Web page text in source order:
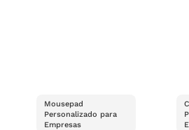
Mousepad
Personalizado para
Empresas